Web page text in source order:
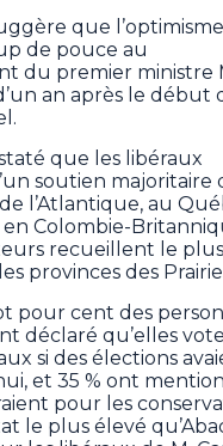
que l’optimisme
de pouce au
du premier ministre
an après le début
que les libéraux
soutien majoritaire
l’Atlantique, au
Colombie-
recueillent le
provinces des
pour cent des
déclaré qu’elles
si des élections
et 35 % ont
pour les
le plus élevé